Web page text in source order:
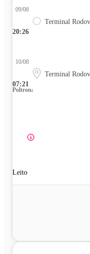
20:26
09/08
Terminal
07:21
10/08
Terminal
Poltrona
Leito